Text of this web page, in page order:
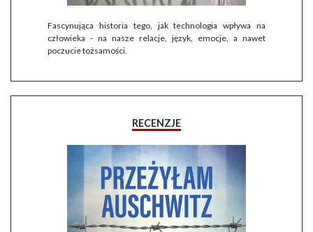
Fascynująca historia tego, jak technologia wpływa na
człowieka - na nasze relacje, język, emocje, a nawet
poczucie tożsamości.
RECENZJE